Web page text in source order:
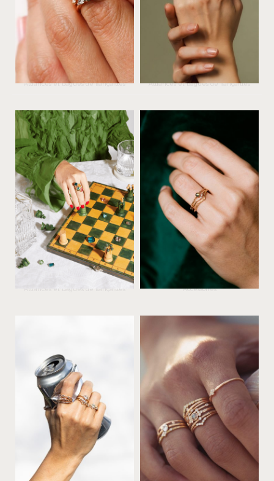
Deloison Paris
Alliances et bagues de fiançailles
The One Paris
Alliances et bagues de fiançailles
Bonnot Paris
Alliances et bagues de fiançailles
Myrtille Beck
Accessoires
Leïla Buecher Emmanuelle D’ortoli